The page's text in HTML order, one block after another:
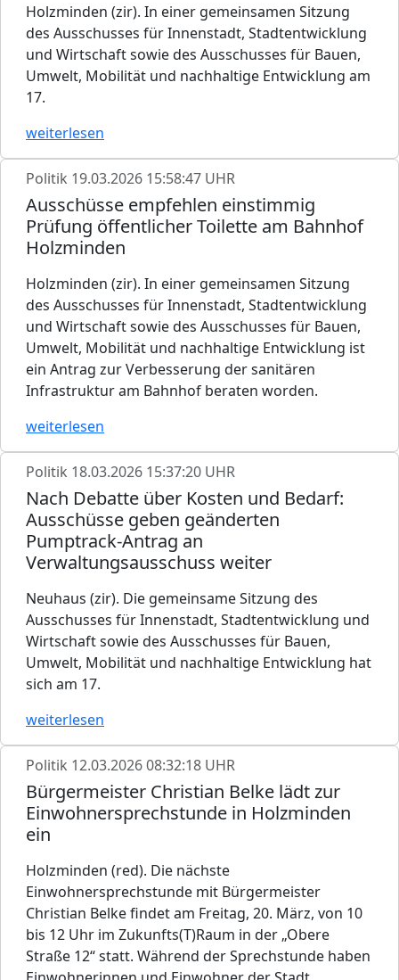
Holzminden (zir). In einer gemeinsamen Sitzung
des Ausschusses für Innenstadt, Stadtentwicklung
und Wirtschaft sowie des Ausschusses für Bauen,
Umwelt, Mobilität und nachhaltige Entwicklung am
17.
weiterlesen
Politik 19.03.2026 15:58:47 UHR
Ausschüsse empfehlen einstimmig
Prüfung öffentlicher Toilette am Bahnhof
Holzminden
Holzminden (zir). In einer gemeinsamen Sitzung
des Ausschusses für Innenstadt, Stadtentwicklung
und Wirtschaft sowie des Ausschusses für Bauen,
Umwelt, Mobilität und nachhaltige Entwicklung ist
ein Antrag zur Verbesserung der sanitären
Infrastruktur am Bahnhof beraten worden.
weiterlesen
Politik 18.03.2026 15:37:20 UHR
Nach Debatte über Kosten und Bedarf:
Ausschüsse geben geänderten
Pumptrack-Antrag an
Verwaltungsausschuss weiter
Neuhaus (zir). Die gemeinsame Sitzung des
Ausschusses für Innenstadt, Stadtentwicklung und
Wirtschaft sowie des Ausschusses für Bauen,
Umwelt, Mobilität und nachhaltige Entwicklung hat
sich am 17.
weiterlesen
Politik 12.03.2026 08:32:18 UHR
Bürgermeister Christian Belke lädt zur
Einwohnersprechstunde in Holzminden
ein
Holzminden (red). Die nächste
Einwohnersprechstunde mit Bürgermeister
Christian Belke findet am Freitag, 20. März, von 10
bis 12 Uhr im Zukunfts(T)Raum in der „Obere
Straße 12“ statt. Während der Sprechstunde haben